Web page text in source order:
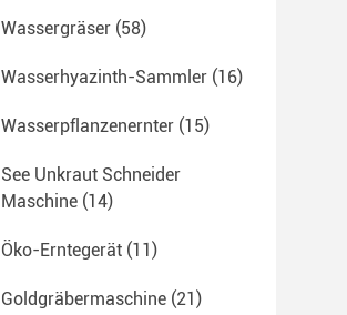
Wassergräser (58)
Wasserhyazinth-Sammler (16)
Wasserpflanzenernter (15)
See Unkraut Schneider
Maschine (14)
Öko-Erntegerät (11)
Goldgräbermaschine (21)